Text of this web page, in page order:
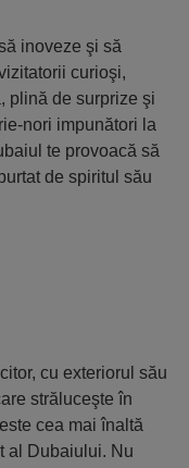
inoveze şi să
curioşi,
plină de surprize şi
nori impunători la
te provoacă să
de spiritul său
cu exteriorul său
străluceşte în
cea mai înaltă
al Dubaiului. Nu